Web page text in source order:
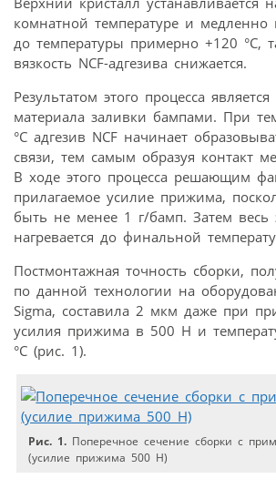
комнатной температуре и медленно
до температуры примерно +120 °С,
вязкость NCF-адгезива снижается.
Результатом этого процесса
материала заливки бампами. При
°С адгезив NCF начинает
связи, тем самым образуя контакт
В ходе этого процесса решающим
прилагаемое усилие прижима,
быть не менее 1 г/бамп. Затем весь
нагревается до финальной
Постмонтажная точность сборки,
по данной технологии на
Sigma, составила 2 мкм даже при
усилия прижима в 500 Н и
°С (рис. 1).
Рис. 1. Поперечное сечение сборки с
(усилие прижима 500 Н)